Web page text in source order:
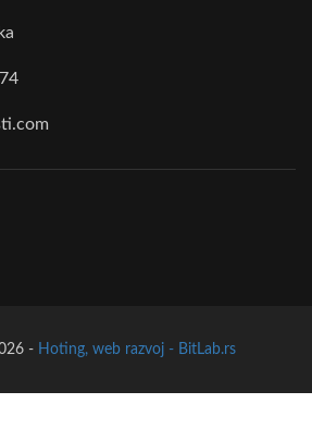
- Hoting, web razvoj - BitLab.rs